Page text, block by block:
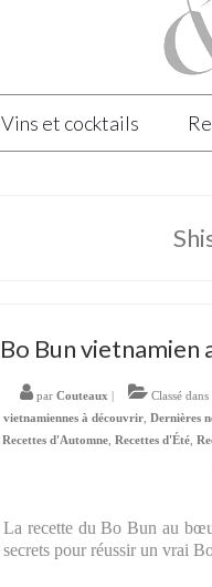
Vins et cocktails
Bo Bun
parCouteaux | Classé
vietnamiennes à découvrir, Dernières
Recettes d'Automne, Recettes d'Été,
La recette du Bo Bun au
secrets pour réussir un vrai